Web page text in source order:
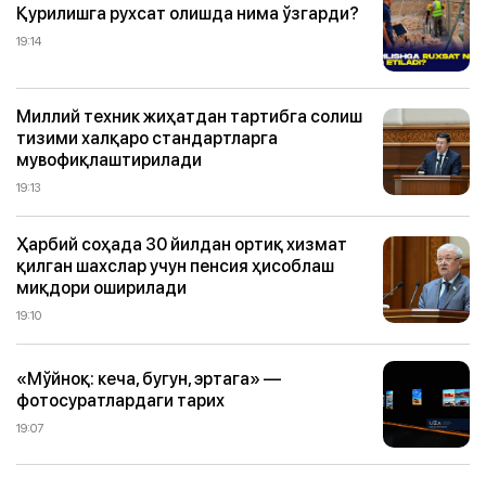
Қурилишга рухсат олишда нима ўзгарди?
19:14
Миллий техник жиҳатдан тартибга солиш
тизими халқаро стандартларга
мувофиқлаштирилади
19:13
Ҳарбий соҳада 30 йилдан ортиқ хизмат
қилган шахслар учун пенсия ҳисоблаш
миқдори оширилади
19:10
«Мўйноқ: кеча, бугун, эртага» —
фотосуратлардаги тарих
19:07